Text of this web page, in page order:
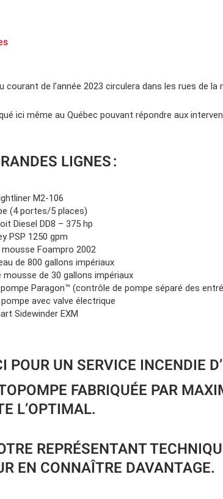
courant de l’année 2023 circulera dans les rues de
ici même au Québec pouvant répondre aux
LIGNES :
M2-106
(4 portes/5 places)
Diesel DD8 – 375 hp
PSP 1250 gpm
Foampro 2002
de 800 gallons impériaux
mousse de 30 gallons impériaux
pompe Paragon™ (contrôle de pompe séparé des
avec valve électrique
Sidewinder EXM
POUR UN SERVICE INCENDIE
FABRIQUÉE PAR
L’OPTIMAL.
REPRÉSENTANT
EN CONNAÎTRE DAVANTAGE.